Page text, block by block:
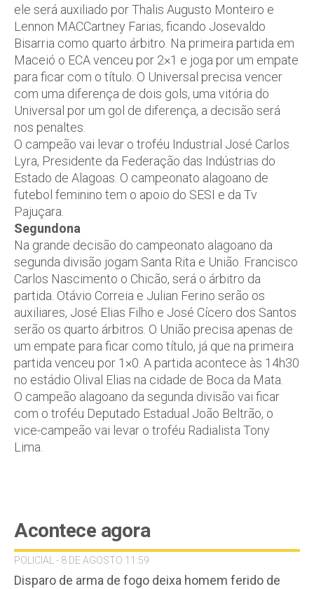
ele será auxiliado por Thalis Augusto Monteiro e
Lennon MACCartney Farias, ficando Josevaldo
Bisarria como quarto árbitro. Na primeira partida em
Maceió o ECA venceu por 2×1 e joga por um empate
para ficar com o título. O Universal precisa vencer
com uma diferença de dois gols, uma vitória do
Universal por um gol de diferença, a decisão será
nos penaltes.
O campeão vai levar o troféu Industrial José Carlos
Lyra, Presidente da Federação das Indústrias do
Estado de Alagoas. O campeonato alagoano de
futebol feminino tem o apoio do SESI e da Tv
Pajuçara.
Segundona
Na grande decisão do campeonato alagoano da
segunda divisão jogam Santa Rita e União. Francisco
Carlos Nascimento o Chicão, será o árbitro da
partida. Otávio Correia e Julian Ferino serão os
auxiliares, José Elias Filho e José Cícero dos Santos
serão os quarto árbitros. O União precisa apenas de
um empate para ficar como título, já que na primeira
partida venceu por 1×0. A partida acontece às 14h30
no estádio Olival Elias na cidade de Boca da Mata.
O campeão alagoano da segunda divisão vai ficar
com o troféu Deputado Estadual João Beltrão, o
vice-campeão vai levar o troféu Radialista Tony
Lima.
Acontece agora
POLICIAL - 8 DE AGOSTO 11:59
Disparo de arma de fogo deixa homem ferido de